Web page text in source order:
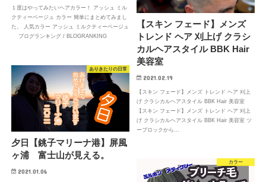
１度はやってみたいヘアカラー！ アッシュ ミル
クティーベージュ カラー 簡単にまとめてみまし
た。 人気カラー アッシュ ミルクティーベージュ
ブログランキング / BLOGRANKING
【スキン フェード】メンズ
トレンド ヘア 刈上げ クラシ
カルヘアスタイル BBK Hair
美容室
2021.02.19
【スキン フェード】メンズ トレンド ヘア 刈上
げ クラシカルヘアスタイル BBK Hair 美容室
【スキン フェード】メンズ トレンド ヘア 刈上
げ クラシカルヘアスタイル BBK Hair 美容室 ツ
ーブロックから…
ありきたりの日常
夕日【銚子マリーナ港】屏風
ヶ浦 富士山が見える。
2021.01.06
カラー